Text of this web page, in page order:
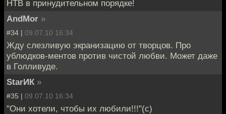
НТВ в принудительном порядке!
AndMor »
#34 | 09.07.10 16:34
Жду слезливую экранизацию от творцов. Про
ублюдков-ментов против чистой любви. Может даже
в Голливуде.
StarИК »
#35 | 09.07.10 16:34
"Они хотели, чтобы их любили!!!"(c)